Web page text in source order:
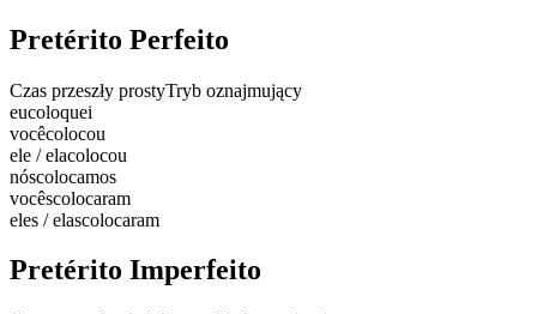
Pretérito Perfeito
Czas przeszły prostyTryb oznajmujący
eucoloquei
vocêcolocou
ele / elacolocou
nóscolocamos
vocêscolocaram
eles / elascolocaram
Pretérito Imperfeito